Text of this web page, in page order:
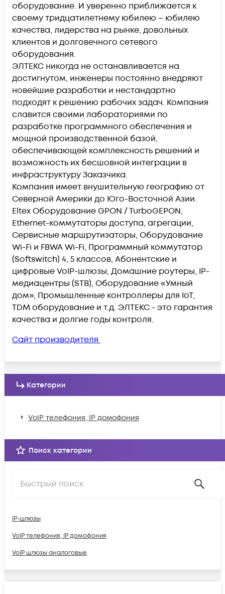
оборудование. И уверенно приближается к
своему тридцатилетнему юбилею – юбилею
качества, лидерства на рынке, довольных
клиентов и долговечного сетевого
оборудования.
ЭЛТЕКС никогда не останавливается на
достигнутом, инженеры постоянно внедряют
новейшие разработки и нестандартно
подходят к решению рабочих задач. Компания
славится своими лабораториями по
разработке программного обеспечения и
мощной производственной базой,
обеспечивающей комплексность решений и
возможность их бесшовной интеграции в
инфраструктуру Заказчика.
Компания имеет внушительную географию от
Северной Америки до Юго-Восточной Азии.
Eltex Оборудование GPON / TurboGEPON,
Ethernet-коммутаторы доступа, агрегации,
Сервисные маршрутизаторы, Оборудование
Wi-Fi и FBWA Wi-Fi, Программный коммутатор
(Softswitch) 4, 5 классов, Абонентские и
цифровые VoIP-шлюзы, Домашние роутеры, IP-
медиацентры (STB), Оборудование «Умный
дом», Промышленные контроллеры для IoT,
TDM оборудование и т.д. ЭЛТЕКС - это гарантия
качества и долгие годы контроля.
Сайт производителя
Категории
VoIP телефония, IP домофония
Поиск категории
IP-шлюзы
VoIP телефония, IP домофония
VoIP шлюзы аналоговые